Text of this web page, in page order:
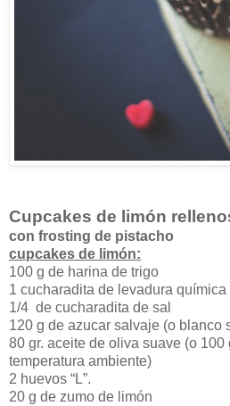
Cupcakes de limón
con frosting de pistacho
cupcakes de limón:
100 g de harina de trigo
1 cucharadita de levadura química
1/4 de cucharadita de sal
120 g de azucar salvaje (o blanco
80 gr. aceite de oliva suave (o 100
temperatura ambiente)
2 huevos “L”.
20 g de zumo de limón